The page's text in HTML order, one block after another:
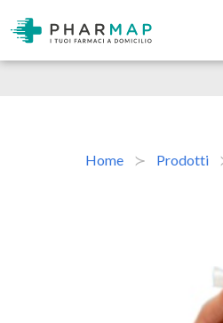
Home Prodotti